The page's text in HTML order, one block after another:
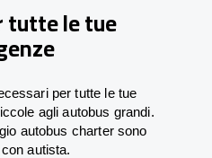
tutte le tue
per tutte le tue
agli autobus grandi.
autobus charter sono
autista.